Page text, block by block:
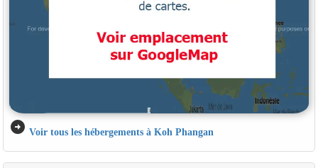
arrow_circle_right Voir tous les hébergements à Koh Phangan